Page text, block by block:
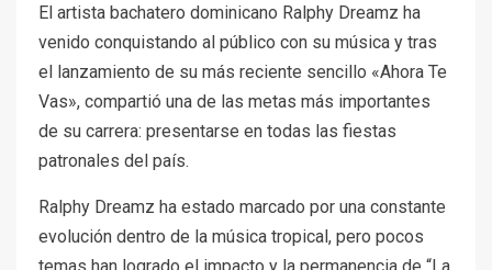
El artista bachatero dominicano Ralphy Dreamz ha
venido conquistando al público con su música y tras
el lanzamiento de su más reciente sencillo «Ahora Te
Vas», compartió una de las metas más importantes
de su carrera: presentarse en todas las fiestas
patronales del país.
Ralphy Dreamz ha estado marcado por una constante
evolución dentro de la música tropical, pero pocos